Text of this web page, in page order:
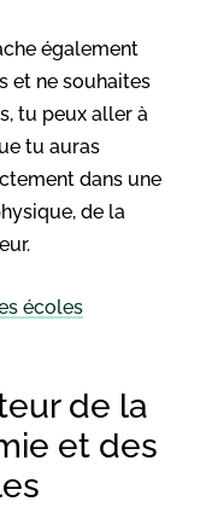
également
et ne souhaites
tu peux aller à
tu auras
dans une
de la
écoles
de la
et des